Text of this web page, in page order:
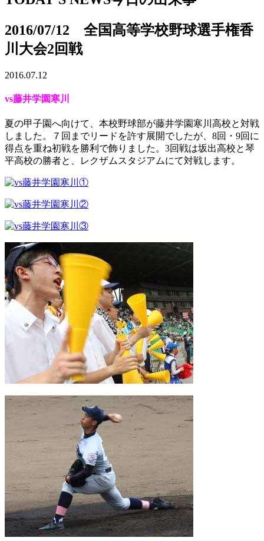
2016/07/12 全国高等学校野球選手権香
川大会2回戦
2016.07.12
vs藤井学園寒川
夏の甲子園へ向けて、本校野球部が藤井学園寒川高校と対戦
しました。７回までリードを許す展開でしたが、8回・9回に
得点を重ね初戦を勝利で飾りました。3回戦は坂出高校と琴
平高校の勝者と、レクザムスタジアムにて対戦します。